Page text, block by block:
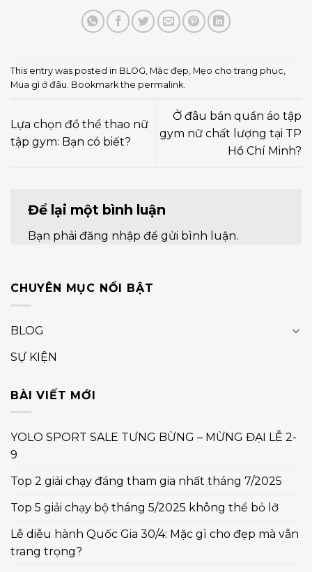
This entry was posted in BLOG Mặc đẹp Mẹo cho trang phục
Mua gì ở đâu . Bookmark the permalink
Lựa chọn đồ thể thao nữ
tập gym: Bạn có biết?
Ở đâu bán quần áo tập
gym nữ chất lượng tại TP
Hồ Chí Minh?
Để lại một bình luận
Bạn phải đăng nhập để gửi bình luận.
CHUYÊN MỤC NỔI BẬT
BLOG
SỰ KIỆN
BÀI VIẾT MỚI
YOLO SPORT SALE TƯNG BỪNG – MỪNG ĐẠI LỄ 2-
9
Top 2 giải chạy đáng tham gia nhất tháng 7/2025
Top 5 giải chạy bộ tháng 5/2025 không thể bỏ lỡ
Lễ diễu hành Quốc Gia 30/4: Mặc gì cho đẹp mà vẫn
trang trọng?